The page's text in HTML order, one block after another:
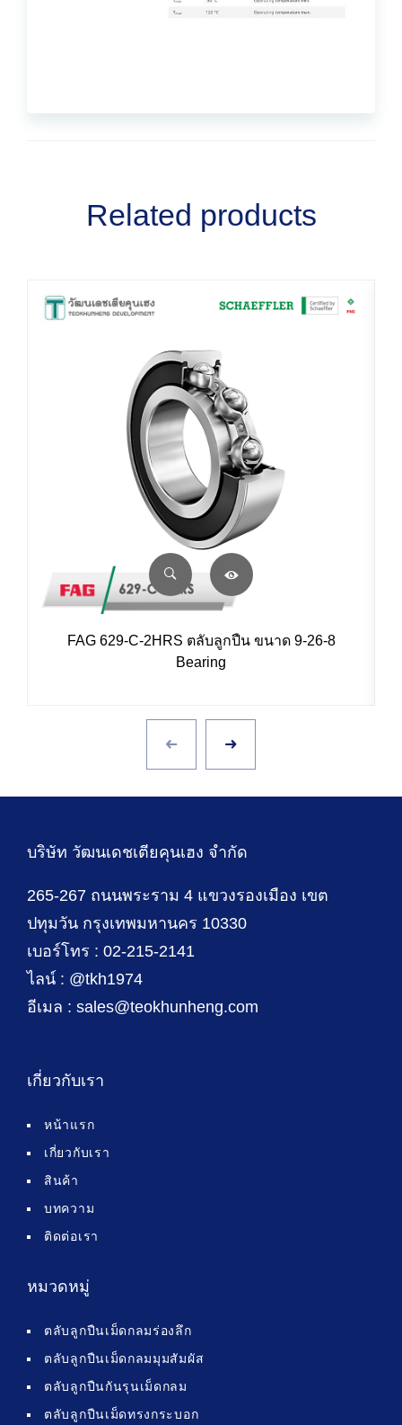
Related products
FAG 629-C-2HRS ตลับลูกปืน ขนาด 9-26-8
Bearing
บริษัท วัฒนเดชเตียคุนเฮง จำกัด
265-267 ถนนพระราม 4 แขวงรองเมือง เขต
ปทุมวัน กรุงเทพมหานคร 10330
เบอร์โทร : 02-215-2141
ไลน์ : @tkh1974
อีเมล : sales@teokhunheng.com
เกี่ยวกับเรา
หน้าแรก
เกี่ยวกับเรา
สินค้า
บทความ
ติดต่อเรา
หมวดหมู่
ตลับลูกปืนเม็ดกลมร่องลึก
ตลับลูกปืนเม็ดกลมมุมสัมผัส
ตลับลูกปืนกันรุนเม็ดกลม
ตลับลูกปืนเม็ดทรงกระบอก